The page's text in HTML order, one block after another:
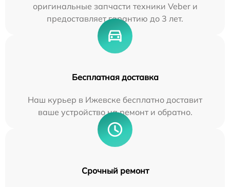
оригинальные запчасти техники Veber и
предоставляет гарантию до 3 лет.
Бесплатная доставка
Наш курьер в Ижевске бесплатно доставит
ваше устройство на ремонт и обратно.
Срочный ремонт